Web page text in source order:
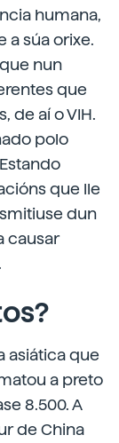
humana,
a súa orixe.
nun
que
de aí o VIH.
polo
que lle
dun
causar
asiática que
a preto
8.500. A
de China